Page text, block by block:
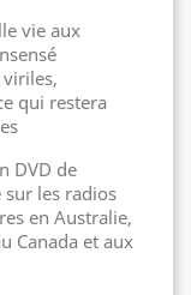
vie aux
qui restera
DVD de
sur les radios
en Australie,
Canada et aux